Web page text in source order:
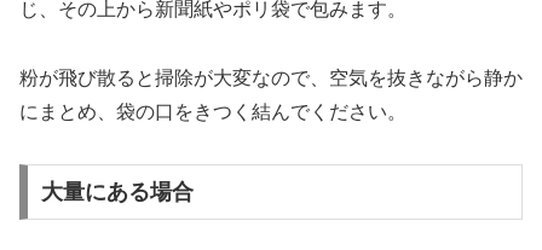
じ、その上から新聞紙やポリ袋で包みます。
粉が飛び散ると掃除が大変なので、空気を抜きながら静か
にまとめ、袋の口をきつく結んでください。
大量にある場合